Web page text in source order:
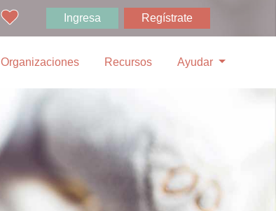
Ingresa Regístrate
Organizaciones Recursos Ayudar